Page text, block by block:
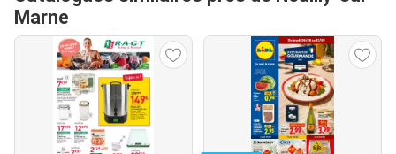
Marne